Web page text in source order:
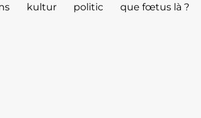
kultur politic que fœtus là ?